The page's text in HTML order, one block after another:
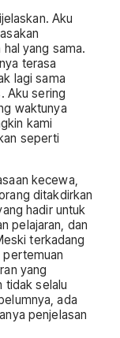
Aku
yang sama.
terasa
lagi sama
Aku sering
waktunya
kami
seperti
kecewa,
ditakdirkan
hadir untuk
pelajaran, dan
terkadang
pertemuan
yang
tidak selalu
ada
penjelasan